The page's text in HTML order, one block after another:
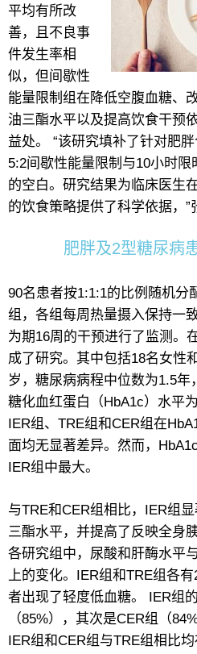
平均有所改
善，且不良事
件发生率相
似，但间歇性
能量限制组在降低空腹血糖、
油三酯水平以及提高饮食干预
益处。 “该研究填补了针对肥
5:2间歇性能量限制与10小时
的空白。研究结果为临床医生
的饮食策略提供了科学依据，”
肥胖及2型糖尿病
90名患者按1:1:1的比例随机分
组，各组每周热量摄入保持一
为期16周的干预进行了监测。
成了研究。其中包括18名女性
岁，糖尿病病程中位数为1.5年
糖化血红蛋白（HbA1c）水平
IER组、TRE组和CER组在
面均无显著差异。然而，
IER组中最大。
与TRE和CER组相比，IER组
三酯水平，并提高了反映全身
各研究组中，尿酸和肝酶水平
上的变化。IER组和TRE组各
者出现了轻度低血糖。 IER组
（85%），其次是CER组（
IER组和CER组与TRE组相比